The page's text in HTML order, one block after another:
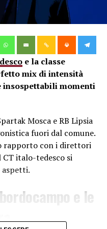
e la classe
mix di intensità
insospettabili momenti
Mosca e RB Lipsia
fuori dal comune.
rapporto con i direttori
italo-tedesco si
e le